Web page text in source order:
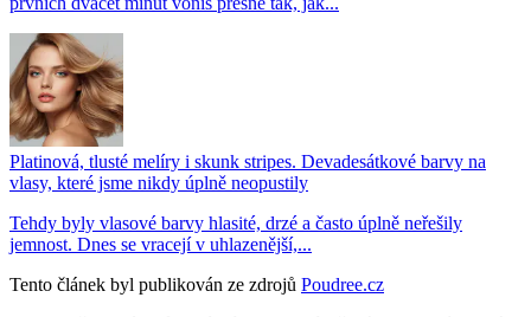
Platinová, tlusté melíry i skunk stripes. Devadesátkové barvy na
vlasy, které jsme nikdy úplně neopustily
Tehdy byly vlasové barvy hlasité, drzé a často úplně neřešily
jemnost. Dnes se vracejí v uhlazenější,...
Tento článek byl publikován ze zdrojů Poudree.cz